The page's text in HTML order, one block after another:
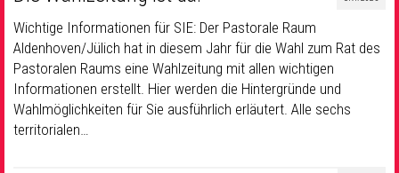
Wichtige Informationen für SIE: Der Pastorale Raum
Aldenhoven/Jülich hat in diesem Jahr für die Wahl zum Rat des
Pastoralen Raums eine Wahlzeitung mit allen wichtigen
Informationen erstellt. Hier werden die Hintergründe und
Wahlmöglichkeiten für Sie ausführlich erläutert. Alle sechs
territorialen…